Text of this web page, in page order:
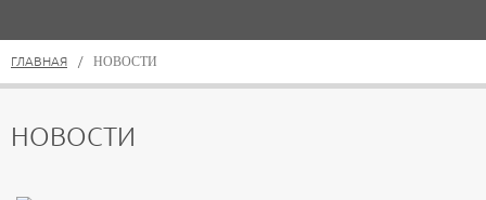
ГЛАВНАЯ / НОВОСТИ
НОВОСТИ